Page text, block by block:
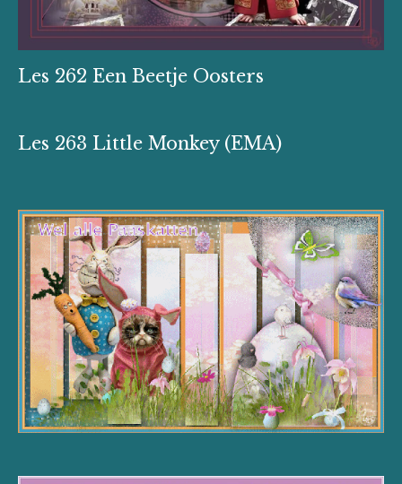
Les 262 Een Beetje Oosters
Les 263 Little Monkey (EMA)